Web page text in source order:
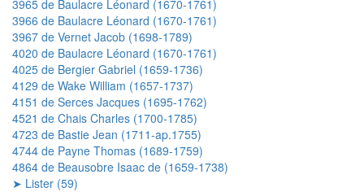
3965 de Baulacre Léonard (1670-1761)
3966 de Baulacre Léonard (1670-1761)
3967 de Vernet Jacob (1698-1789)
4020 de Baulacre Léonard (1670-1761)
4025 de Bergier Gabriel (1659-1736)
4129 de Wake William (1657-1737)
4151 de Serces Jacques (1695-1762)
4521 de Chais Charles (1700-1785)
4723 de Bastie Jean (1711-ap.1755)
4744 de Payne Thomas (1689-1759)
4864 de Beausobre Isaac de (1659-1738)
➤ Lister (59)